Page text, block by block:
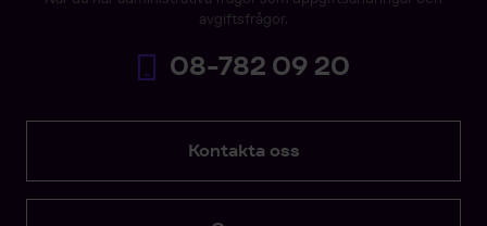
avgiftsfrågor.
08-782 09 20
Kontakta oss